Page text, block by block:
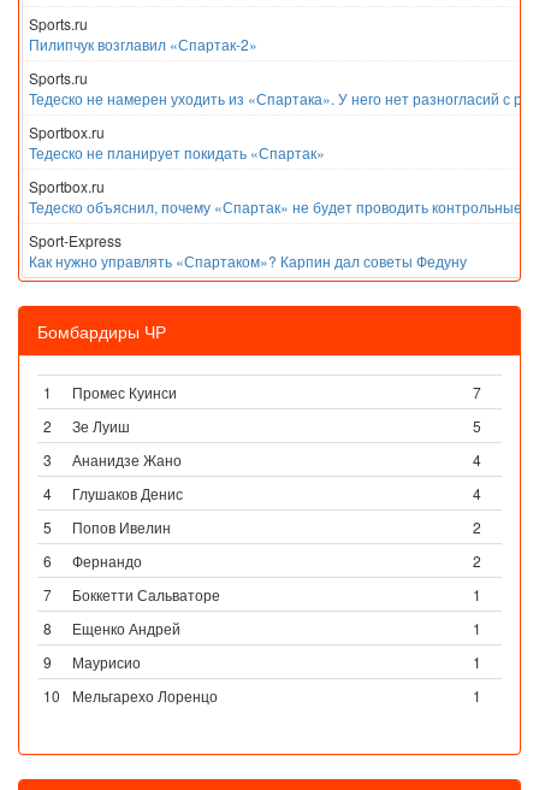
Sports.ru
Пилипчук возглавил «Спартак-2»
Sports.ru
Тедеско не намерен уходить из «Спартака». У него нет разногласий с
Sportbox.ru
Тедеско не планирует покидать «Спартак»
Sportbox.ru
Тедеско объяснил, почему «Спартак» не будет проводить контрольные
Sport-Express
Как нужно управлять «Спартаком»? Карпин дал советы Федуну
Бомбардиры ЧР
1 Промес Куинси
7
2
Зе Луиш
5
3
Ананидзе Жано
4
4
Глушаков Денис
4
5
Попов Ивелин
2
6
Фернандо
2
7
Боккетти Сальваторе
1
8
Ещенко Андрей
1
9
Маурисио
1
10
Мельгарехо Лоренцо 1